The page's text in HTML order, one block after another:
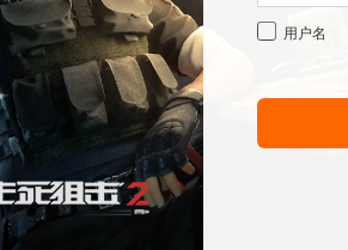
用户名